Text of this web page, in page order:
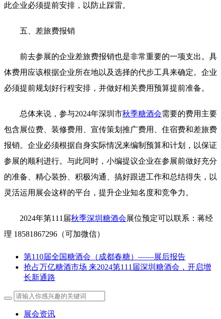
此企业必须提前安排，以防止踩雷。
五、差旅费报销
前去参展的企业差旅费报销也是非常重要的一项支出。具
体费用应该根据企业所在地以及选择的代步工具来确定。企业
必须提前规划好行程安排，并做好相关费用预算提前准备。
总体来说，参与2024年深圳市秋季糖酒会需要的费用主要
包含展位费、装修费用、宣传策划推广费用、住宿费和差旅费
报销。企业必须根据自身实际情况来编制预算和计划，以保证
参展的顺利进行。与此同时，小编提议企业在参展前做好充分
的准备、精心装扮、积极沟通、搞好跟进工作和总结得失，以
灵活运用展会这样的平台，提升企业知名度和竞争力。
2024年第111届秋季深圳糖酒会展位预定可以联系：蒋经
理 18581867296（可加微信）
第110届全国糖酒会（成都春糖）——展后报告
抢占万亿糖酒市场 来2024第111届深圳糖酒会，开启增
长新通路
展会资讯